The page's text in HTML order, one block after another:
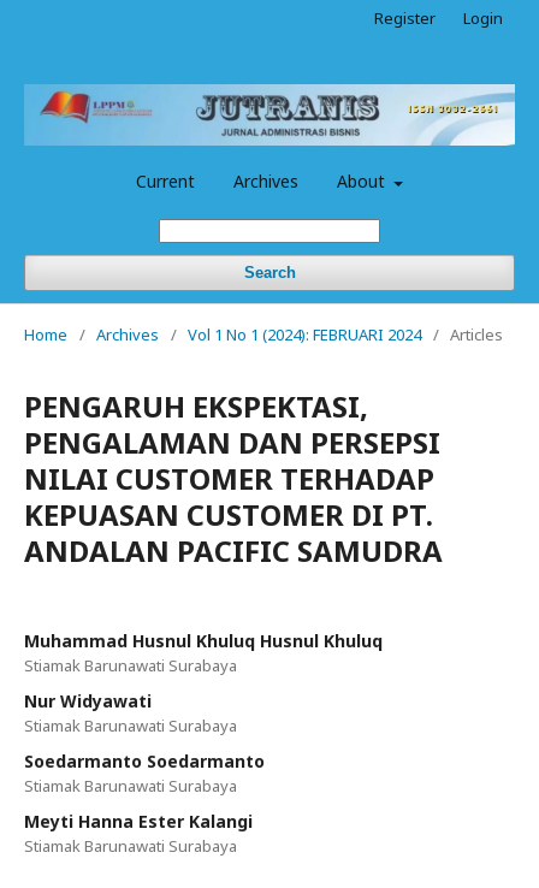
Current Archives About
Search
Register Login
Home / Archives / Vol 1 No 1 (2024): FEBRUARI 2024 / Articles
PENGARUH EKSPEKTASI,
PENGALAMAN DAN PERSEPSI
NILAI CUSTOMER TERHADAP
KEPUASAN CUSTOMER DI PT.
ANDALAN PACIFIC SAMUDRA
Muhammad Husnul Khuluq Husnul Khuluq
Stiamak Barunawati Surabaya
Nur Widyawati
Stiamak Barunawati Surabaya
Soedarmanto Soedarmanto
Stiamak Barunawati Surabaya
Meyti Hanna Ester Kalangi
Stiamak Barunawati Surabaya